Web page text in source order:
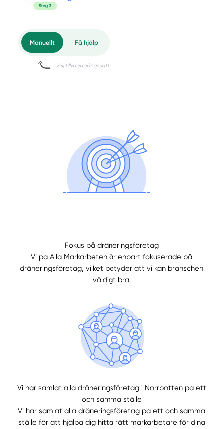
Få hjälp
Välj tillvägagångssätt
Fokus på dräneringsföretag
Vi på Alla Markarbeten är enbart fokuserade på
dräneringsföretag, vilket betyder att vi kan branschen
väldigt bra.
Vi har samlat alla dräneringsföretag i Norrbotten på ett
och samma ställe
Vi har samlat alla dräneringsföretag på ett och samma
ställe för att hjälpa dig hitta rätt markarbetare för dina